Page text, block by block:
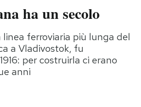
Consumismi
Storie/Idee
Ok Boomer!
Media
ha un secolo
ferroviaria più lunga del
a Vladivostok, fu
per costruirla ci erano
anni